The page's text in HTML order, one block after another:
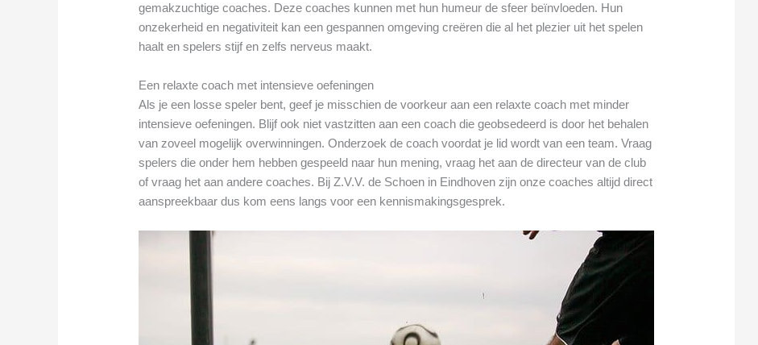
gemakzuchtige coaches. Deze coaches kunnen met hun humeur de sfeer beïnvloeden. Hun
onzekerheid en negativiteit kan een gespannen omgeving creëren die al het plezier uit het spelen
haalt en spelers stijf en zelfs nerveus maakt.
Een relaxte coach met intensieve oefeningen
Als je een losse speler bent, geef je misschien de voorkeur aan een relaxte coach met minder
intensieve oefeningen. Blijf ook niet vastzitten aan een coach die geobsedeerd is door het behalen
van zoveel mogelijk overwinningen. Onderzoek de coach voordat je lid wordt van een team. Vraag
spelers die onder hem hebben gespeeld naar hun mening, vraag het aan de directeur van de club
of vraag het aan andere coaches. Bij Z.V.V. de Schoen in Eindhoven zijn onze coaches altijd direct
aanspreekbaar dus kom eens langs voor een kennismakingsgesprek.